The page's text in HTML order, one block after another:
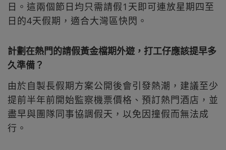
日。這兩個節日均只需請假1天即可連放星期四至
日的4天假期，適合大灣區快閃。
計劃在熱門的請假黃金檔期外遊，打工仔應該提早多
久準備？
由於自製長假期方案公開後會引發熱潮，建議至少
提前半年前開始監察機票價格、預訂熱門酒店，並
盡早與團隊同事協調假天，以免因撞假而無法成
行。